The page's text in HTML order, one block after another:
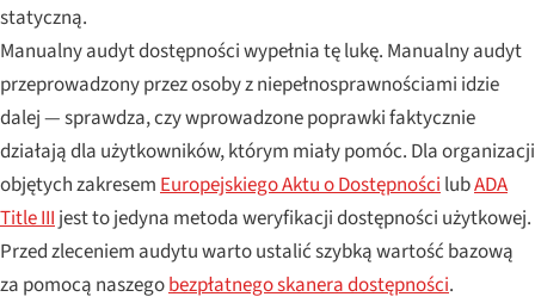
statyczną.
Manualny audyt dostępności wypełnia tę lukę. Manualny audyt
przeprowadzony przez osoby z niepełnosprawnościami idzie
dalej — sprawdza, czy wprowadzone poprawki faktycznie
działają dla użytkowników, którym miały pomóc. Dla organizacji
objętych zakresem Europejskiego Aktu o Dostępności lubADA
Title III jest to jedyna metoda weryfikacji dostępności użytkowej.
Przed zleceniem audytu warto ustalić szybką wartość bazową
za pomocą naszegobezpłatnego skanera dostępności.